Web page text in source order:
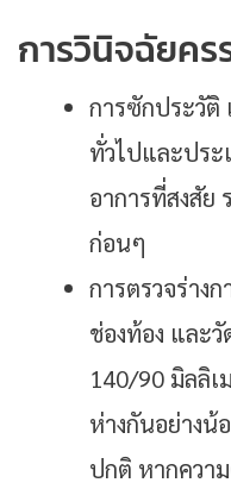
การวินิจฉัยค
การซักประวัติ
ทั่วไปและประ
อาการที่สงสัย
ก่อนๆ
การตรวจร่าง
ช่องท้อง และ
140/90 มิลลิเ
ห่างกันอย่างน้
ปกติ หากควา